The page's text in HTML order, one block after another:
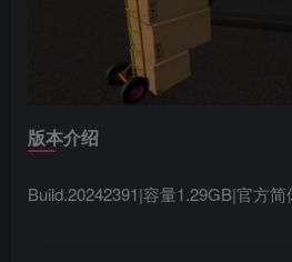
版本介绍
Build.20242391|容量1.29GB|官方